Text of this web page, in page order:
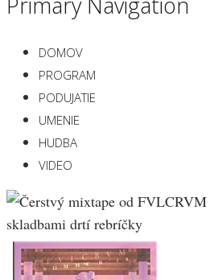
DOMOV
PROGRAM
PODUJATIE
UMENIE
HUDBA
VIDEO